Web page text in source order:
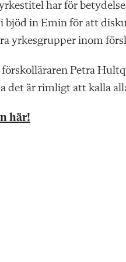
har för
bjöd in Emin för att
yrkesgrupper inom
Petra
det är rimligt att kalla
här!